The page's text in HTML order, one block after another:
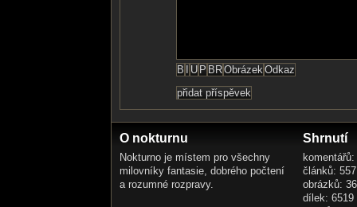
O nokturnu
Nokturno je místem pro všechny
milovníky fantasie, dobrého počtení
a rozumné rozpravy.
Shrnutí
článků: 557
obrázků:
dílek: 6519